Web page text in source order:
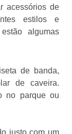
acessórios de
estilos e
algumas
de banda,
de caveira.
no parque ou
justo com um